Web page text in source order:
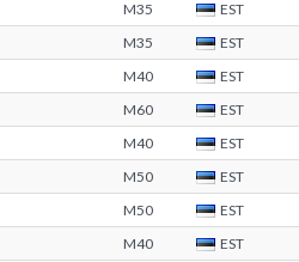
M35 EST
M35 EST
M40 EST
M60 EST
M40 EST
M50 EST
M50 EST
M40 EST